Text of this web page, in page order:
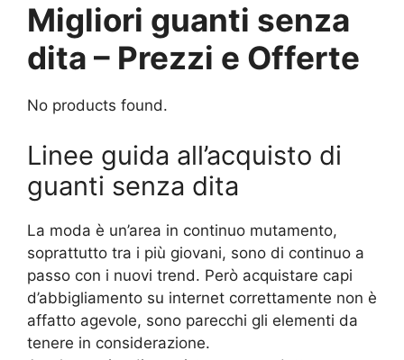
Migliori guanti senza
dita – Prezzi e Offerte
No products found.
Linee guida all’acquisto di
guanti senza dita
La moda è un’area in continuo mutamento,
soprattutto tra i più giovani, sono di continuo a
passo con i nuovi trend. Però acquistare capi
d’abbigliamento su internet correttamente non è
affatto agevole, sono parecchi gli elementi da
tenere in considerazione.